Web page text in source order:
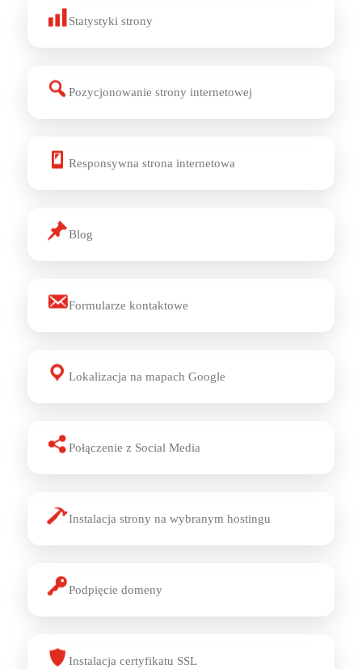
Statystyki strony
Pozycjonowanie strony internetowej
Responsywna strona internetowa
Blog
Formularze kontaktowe
Lokalizacja na mapach Google
Połączenie z Social Media
Instalacja strony na wybranym hostingu
Podpięcie domeny
Instalacja certyfikatu SSL